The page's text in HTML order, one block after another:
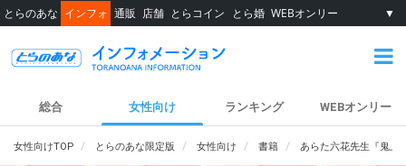
とらのあな インフォ 通販 店舗 とらコイン とら婚 WEBオンリー ▼
総合 女性向け ランキング WEBオンリー
女性向けTOP とらのあな限定版 女性向け 書籍 あらた六花先生『鬼上